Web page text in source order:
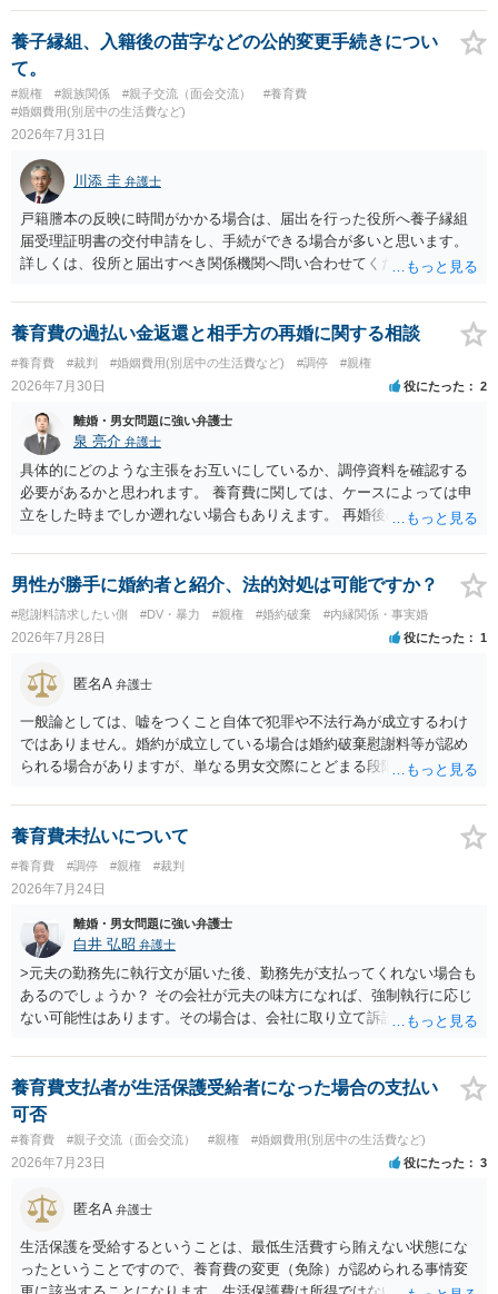
養子縁組、入籍後の苗字などの公的変更手続きについ
て。
#親権 #親族関係 #親子交流（面会交流）
#養育費
#婚姻費用(別居中の生活費など)
2026年7月31日
川添 圭 弁護士
戸籍謄本の反映に時間がかかる場合は、届出を行った役所へ養子縁組
届受理証明書の交付申請をし、手続ができる場合が多いと思います。
詳しくは、役所と届出すべき関係機関へ問い合わせてください。
養育費の過払い金返還と相手方の再婚に関する相談
#養育費 #裁判 #婚姻費用(別居中の生活費など) #調停 #親権
2026年7月30日 役にたった 2
離婚・男女問題に強い弁護士
泉 亮介 弁護士
具体的にどのような主張をお互いにしているか、調停資料を確認する
必要があるかと思われます。 養育費に関しては、ケースによっては申
立をした時までしか遡れない場合もありえます。 再婚後の相手方の行
養育費に関するやりとり等があればそちらについても確認する必要が
あるでしょう。 公開相談の場での回答よりも個別に弁護士にご相談さ
男性が勝手に婚約者と紹介、法的対処は可能ですか？
#慰謝料請求したい側 #DV・暴力 #親権 #婚約破棄 #内縁関係・事実婚
2026年7月28日 役にたった 1
匿名A 弁護士
一般論としては、嘘をつくこと自体で犯罪や不法行為が成立するわけ
ではありません。婚約が成立している場合は婚約破棄慰謝料等が認め
られる場合がありますが、単なる男女交際にとどまる段階の場合、独
慰謝料は生じないことが多いと思われます。 お怒りはごもっともです
が、仮に交際を進めたとしても後に相手を信頼できなくなる可能性が
高かったということですので、むしろ結婚しなくてよかったと割り切
って、交際を終わらせるのがよいと思います。
養育費未払いについて
#養育費 #調停 #親権 #裁判
2026年7月24日
離婚・男女問題に強い弁護士
白井 弘昭 弁護士
>元夫の勤務先に執行文が届いた後、勤務先が支払ってくれない場合も
あるのでしょうか？ その会社が元夫の味方になれば、強制執行に応じ
ない可能性はあります。その場合は、会社に取り立て訴訟を行うこと
押さえ、元夫名義の車の差し押さえ競売などを検討します。 ＞何もで
きなかった場合は、公正証書の原本は戻ってくるのでしょうか？ 取れ
ても取れなくても、執行裁判所に原本の還付請求を行えば還付されま
す。 ＞他の弁護士さんに再度依頼できるのでしょうか？ できます。た
だ、取れなかった場合に取り立て訴訟等を起こしてもらえば、他の弁
護士に頼む必要は無いでしょう。 以上、ご参考まで。
養育費支払者が生活保護受給者になった場合の支払い
可否
#養育費 #親子交流（面会交流） #親権 #婚姻費用(別居中の生活費など)
2026年7月23日 役にたった 3
匿名A 弁護士
生活保護を受給するということは、最低生活費すら賄えない状態にな
ったということですので、養育費の変更（免除）が認められる事情変
更に該当することになります。生活保護費は所得ではないので、「保